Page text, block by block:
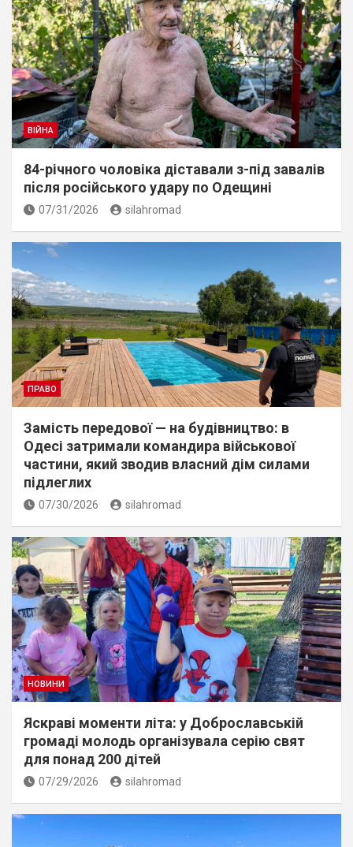
ВІЙНА
84-річного чоловіка діставали з-під завалів
пiсля росiйського удару по Одещині
07/31/2026 silahromad
ПРАВО
Замість передової — на будівництво: в
Одесі затримали командира військової
частини, який зводив власний дім силами
підлеглих
07/30/2026 silahromad
НОВИНИ
Яскраві моменти літа: у Доброславській
громаді молодь організувала серію свят
для понад 200 дітей
07/29/2026 silahromad